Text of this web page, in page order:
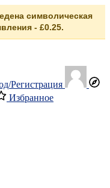
символическая
- £0.25.
Регистрация
Избранное